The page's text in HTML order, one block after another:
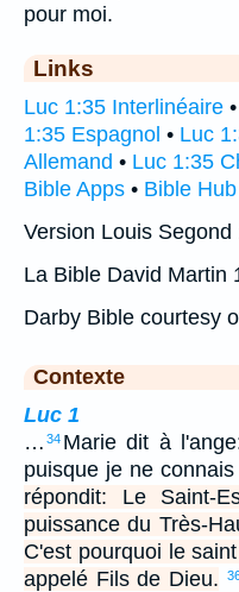
pour moi.
Links
Luc 1:35 Interlinéaire •
1:35 Espagnol • Luc
Allemand • Luc 1:35
Bible Apps • Bible Hub
Version Louis Segond
La Bible David Martin
Darby Bible courtesy
Contexte
Luc 1
… 34 Marie dit à
puisque je ne
répondit: Le Saint-
puissance du Très-
C'est pourquoi le
appelé Fils de Dieu.